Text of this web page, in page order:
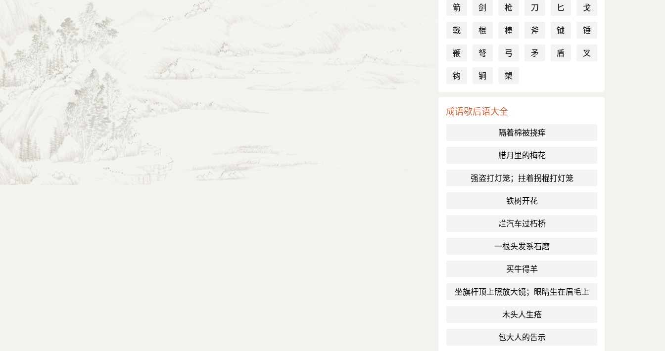
箭 剑 枪 刀 匕
戈
戟
棍 棒 斧 钺
锤
鞭
弩 弓 矛 盾
叉
钩
锏 槊
成语歇后语大全
隔着棉被挠痒
腊月里的梅花
强盗打灯笼；拄着拐棍打灯笼
铁树开花
烂汽车过朽桥
一根头发系石磨
买牛得羊
坐旗杆顶上照放大镜；眼睛生在眉毛上
木头人生疮
包大人的告示